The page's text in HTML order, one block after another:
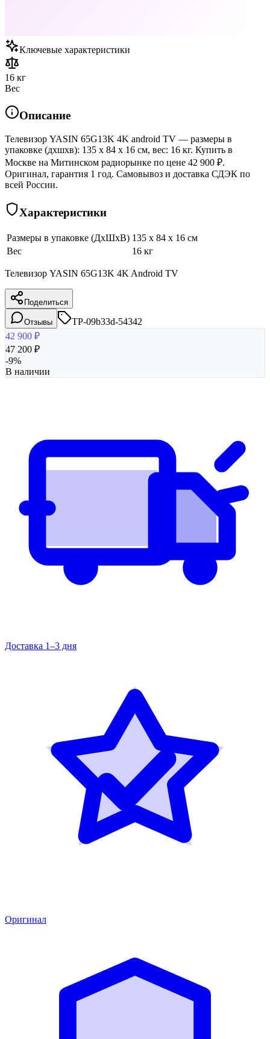
Ключевые характеристики
16 кг
Вес
Описание
Телевизор YASIN 65G13K 4K android TV — размеры в
упаковке (дхшхв): 135 x 84 x 16 см, вес: 16 кг. Купить в
Москве на Митинском радиорынке по цене 42 900 ₽.
Оригинал, гарантия 1 год. Самовывоз и доставка СДЭК по
всей России.
Характеристики
Размеры в упаковке (ДхШхВ) 135 x 84 x 16 см
Вес
16 кг
Телевизор YASIN 65G13K 4K Android TV
Поделиться
Отзывы
TP-09b33d-54342
42 900 ₽
47 200 ₽
-9%
В наличии
Доставка 1–3 дня
Оригинал